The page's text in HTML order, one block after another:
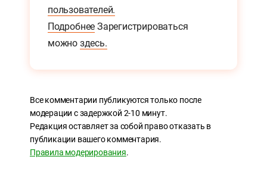
пользователей.
Подробнее Зарегистрироваться
можно здесь.
Все комментарии публикуются только после
модерации с задержкой 2-10 минут.
Редакция оставляет за собой право отказать в
публикации вашего комментария.
Правила модерирования.